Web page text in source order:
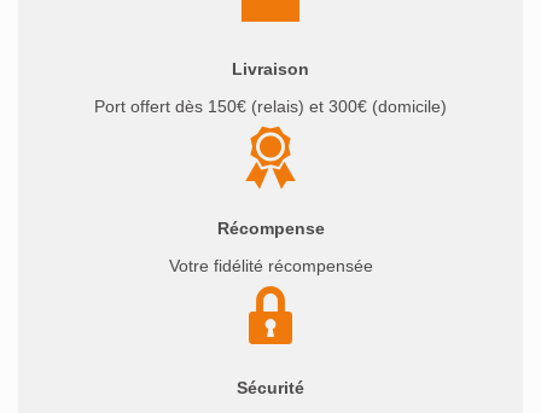
Livraison
Port offert dès 150€ (relais) et 300€ (domicile)
Récompense
Votre fidélité récompensée
Sécurité